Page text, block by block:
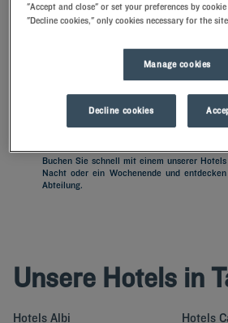
Navigate forward to interact with the
FINDEN SIE EIN
Spezialcode hinzufügen
Buchen Sie schnell mit einem unserer
Nacht oder ein Wochenende und
Abteilung.
Unsere Hotels in
Hotels Albi Hotels
"Accept and close" or set your preferences by
"Decline cookies," only cookies necessary for the
Manage cookies
Decline cookies